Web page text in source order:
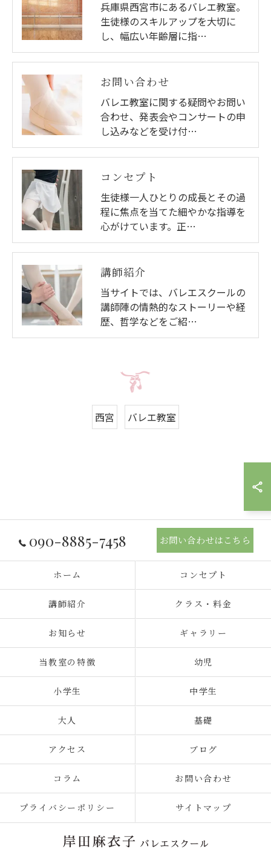
兵庫県西宮市にあるバレエ教室。
生徒様のスキルアップを大切に
し、幅広い年齢層に指…
お問い合わせ
バレエ教室に関する疑問やお問い
合わせ、発表会やコンサートの申
し込みなどを受け付…
コンセプト
生徒様一人ひとりの成長とその過
程に焦点を当てた細やかな指導を
心がけています。正…
講師紹介
当サイトでは、バレエスクールの
講師陣の情熱的なストーリーや経
歴、哲学などをご紹…
西宮 バレエ教室
090-8885-7458 お問い合わせはこちら
ホーム コンセプト
講師紹介 クラス・料金
お知らせ ギャラリー
当教室の特徴 幼児
小学生 中学生
大人 基礎
アクセス ブログ
コラム お問い合わせ
プライバシーポリシー サイトマップ